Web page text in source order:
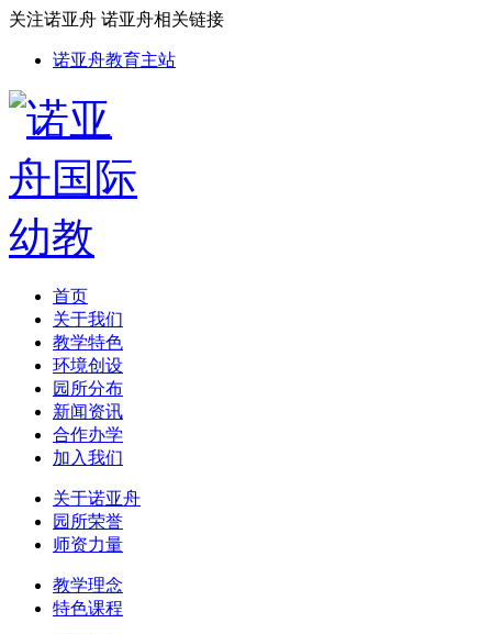
关注诺亚舟 诺亚舟相关链接
诺亚舟教育主站
首页
关于我们
教学特色
环境创设
园所分布
新闻资讯
合作办学
加入我们
关于诺亚舟
园所荣誉
师资力量
教学理念
特色课程